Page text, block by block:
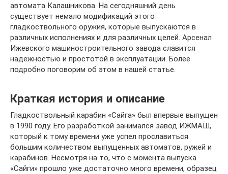
автомата Калашникова. На сегодняшний день
существует немало модификаций этого
гладкоствольного оружия, которые выпускаются в
различных исполнениях и для различных целей. Арсенал
Ижевского машиностроительного завода славится
надежностью и простотой в эксплуатации. Более
подробно поговорим об этом в нашей статье.
Краткая история и описание
Гладкоствольный карабин «Сайга» был впервые выпущен
в 1990 году. Его разработкой занимался завод ИЖМАШ,
который к тому времени уже успел прославиться
большим количеством выпущенных автоматов, ружей и
карабинов. Несмотря на то, что с момента выпуска
«Сайги» прошло уже достаточно много времени, образец